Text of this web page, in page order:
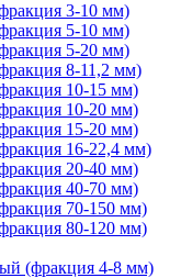
3-10 мм)
5-10 мм)
5-20 мм)
8-11,2 мм)
10-15 мм)
10-20 мм)
15-20 мм)
16-22,4 мм)
20-40 мм)
40-70 мм)
70-150 мм)
80-120 мм)
(фракция 4-8 мм)